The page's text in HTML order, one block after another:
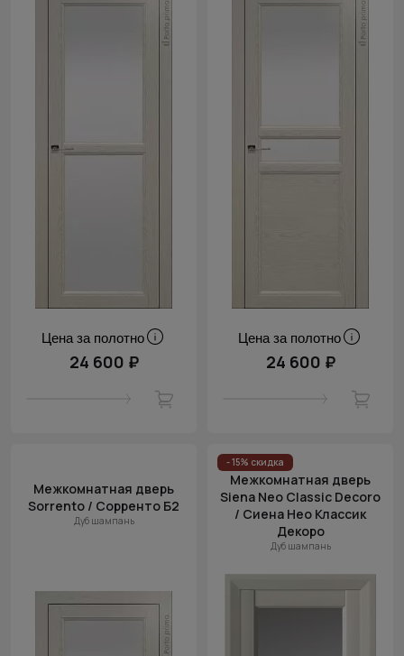
Цена за полотно
24 600 ₽
Цена за полотно
24 600 ₽
Межкомнатная дверь
Sorrento / Сорренто Б2
Дуб шампань
- 15% скидка
Межкомнатная дверь
Siena Neo Classic Decoro
/ Сиена Нео Классик
Декоро
Дуб шампань